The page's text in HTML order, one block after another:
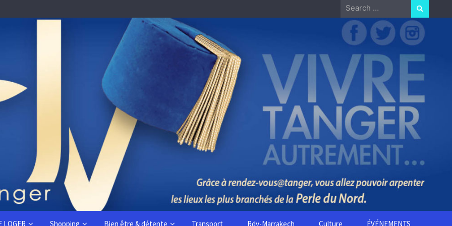
Search
for:
LOGER Shopping Bien être & détente Transport Rdv-Marrakech Culture ÉVÉNEMENTS